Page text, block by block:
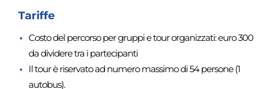
Tariffe
Costo del percorso per gruppi e tour organizzati: euro 300
da dividere tra i partecipanti
Il tour è riservato ad numero massimo di 54 persone (1
autobus).